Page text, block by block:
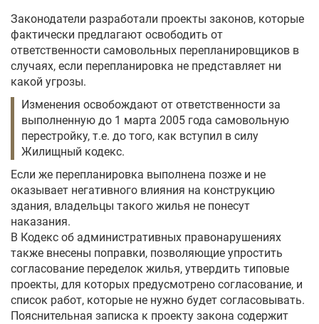
Законодатели разработали проекты законов, которые
фактически предлагают освободить от
ответственности самовольных перепланировщиков в
случаях, если перепланировка не представляет ни
какой угрозы.
Изменения освобождают от ответственности за
выполненную до 1 марта 2005 года самовольную
перестройку, т.е. до того, как вступил в силу
Жилищный кодекс.
Если же перепланировка выполнена позже и не
оказывает негативного влияния на конструкцию
здания, владельцы такого жилья не понесут
наказания.
В Кодекс об административных правонарушениях
также внесены поправки, позволяющие упростить
согласование переделок жилья, утвердить типовые
проекты, для которых предусмотрено согласование, и
список работ, которые не нужно будет согласовывать.
Пояснительная записка к проекту закона содержит